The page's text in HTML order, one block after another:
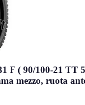
F ( 90/100-21 TT
mezzo, ruota